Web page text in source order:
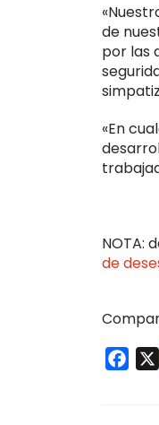
de
por las
«En
NOTA:
de